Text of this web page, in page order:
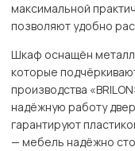
максимальной
позволяют удобно
Шкаф оснащён
которые
производства
надёжную работу
гарантируют
— мебель надёжно